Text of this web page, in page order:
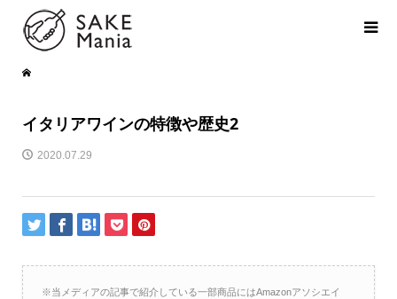
イタリアワインの特徴や歴史2
2020.07.29
※当メディアの記事で紹介している一部商品にはAmazonアソシエイ